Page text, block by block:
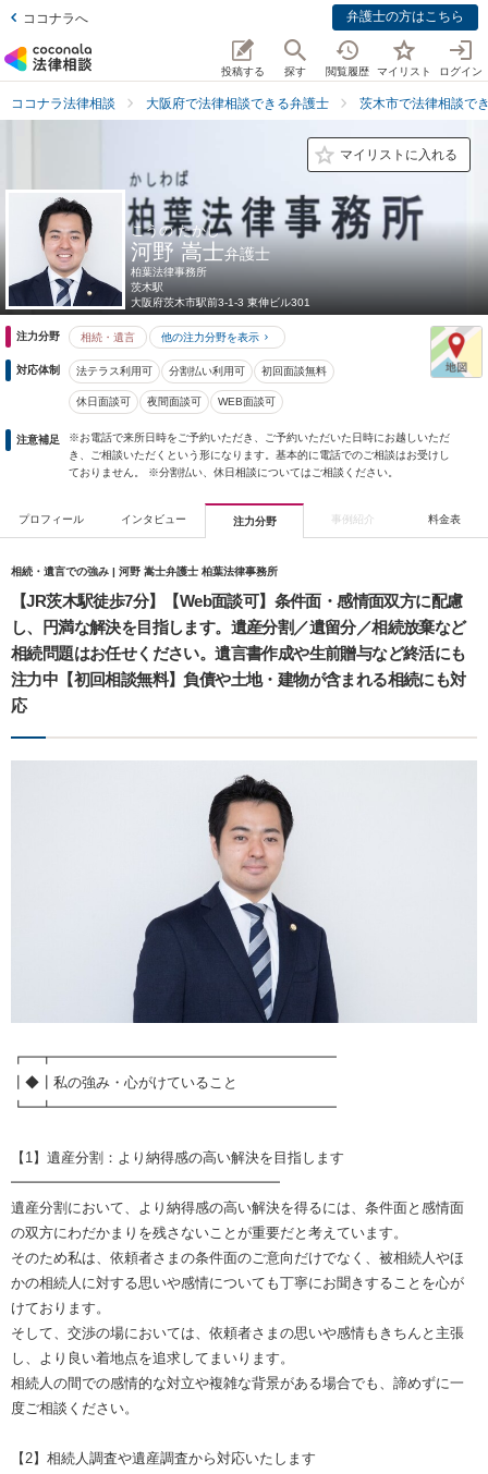
ココナラへ 弁護士の方はこちら
投稿する 探す 閲覧履歴 マイリスト ログイン
ココナラ法律相談 大阪府で法律相談できる弁護士 茨木市で法律相談で
マイリストに入れる
こうの たかし
河野 嵩士弁護士
柏葉法律事務所
茨木駅
大阪府茨木市駅前3-1-3 東伸ビル301
注力分野 相続・遺言 他の注力分野を表示
対応体制 法テラス利用可 分割払い利用可 初回面談無料
休日面談可 夜間面談可 WEB面談可
注意補足
※お電話で来所日時をご予約いただき、ご予約いただいた日時にお越しいただ
き、ご相談いただくという形になります。基本的に電話でのご相談はお受けし
ておりません。 ※分割払い、休日相談についてはご相談ください。
プロフィール インタビュー 注力分野 事例紹介 料金表
相続・遺言での強み | 河野 嵩士弁護士 柏葉法律事務所
【JR茨木駅徒歩7分】【Web面談可】条件面・感情面双方に配慮
し、円満な解決を目指します。遺産分割／遺留分／相続放棄など
相続問題はお任せください。遺言書作成や生前贈与など終活にも
注力中【初回相談無料】負債や土地・建物が含まれる相続にも対
応
┏━┳━━━━━━━━━━━━━━━━━━━━
┃◆┃私の強み・心がけていること
┗━┻━━━━━━━━━━━━━━━━━━━━
【1】遺産分割：より納得感の高い解決を目指します
━━━━━━━━━━━━━━━━━━━
遺産分割において、より納得感の高い解決を得るには、条件面と感情面
の双方にわだかまりを残さないことが重要だと考えています。
そのため私は、依頼者さまの条件面のご意向だけでなく、被相続人やほ
かの相続人に対する思いや感情についても丁寧にお聞きすることを心が
けております。
そして、交渉の場においては、依頼者さまの思いや感情もきちんと主張
し、より良い着地点を追求してまいります。
相続人の間での感情的な対立や複雑な背景がある場合でも、諦めずに一
度ご相談ください。
【2】相続人調査や遺産調査から対応いたします